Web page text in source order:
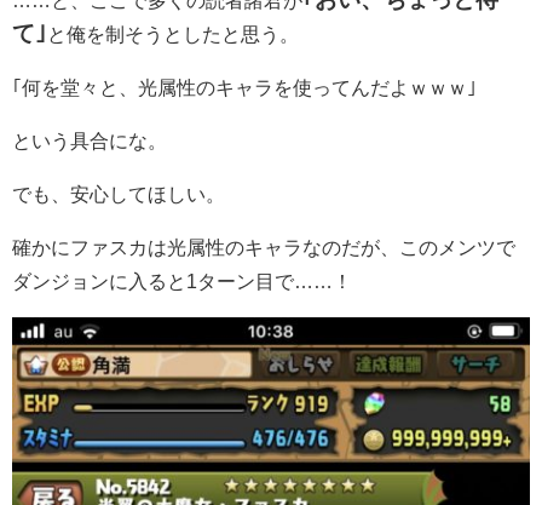
て｣
と俺を制そうとしたと思う。
｢何を堂々と、光属性のキャラを使ってんだよｗｗｗ｣
という具合にな。
でも、安心してほしい。
確かにファスカは光属性のキャラなのだが、このメンツで
ダンジョンに入ると1ターン目で……！